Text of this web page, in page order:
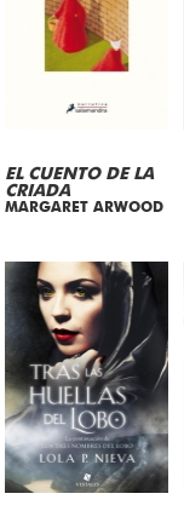
EL CUENTO DE LA
CRIADA
MARGARET ARWOOD